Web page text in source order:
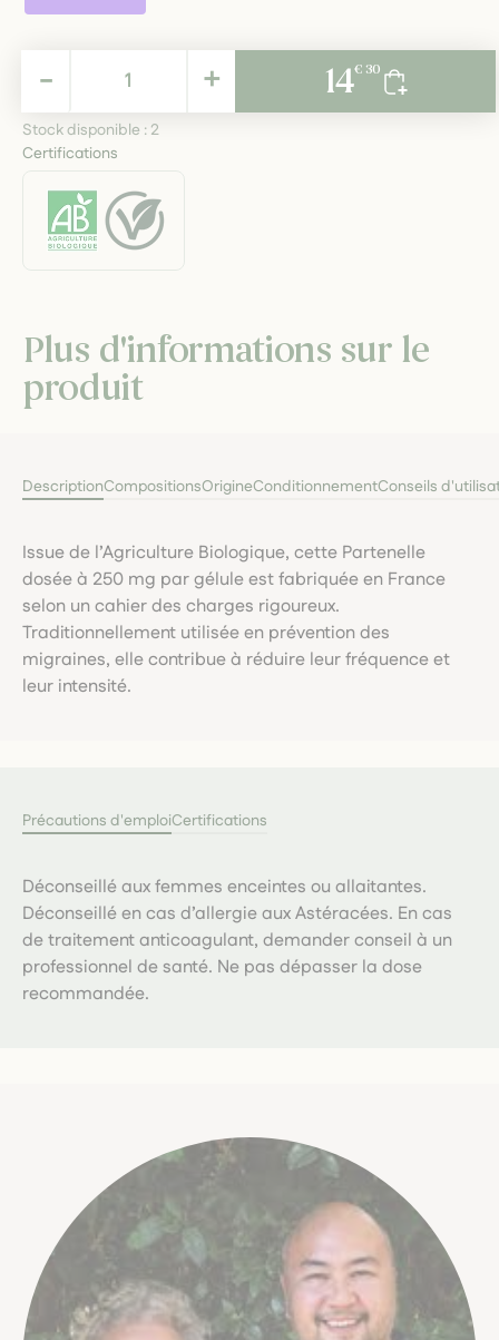
14,30 € TTC+
- 14€ 30
Stock disponible : 2
Certifications
Plus d'informations sur le
produit
DescriptionCompositionsOrigineConditionnementConseils
Issue de l’Agriculture Biologique, cette Partenelle
dosée à 250 mg par gélule est fabriquée en France
selon un cahier des charges rigoureux.
Traditionnellement utilisée en prévention des
migraines, elle contribue à réduire leur fréquence et
leur intensité.
Précautions d'emploiCertifications
Déconseillé aux femmes enceintes ou allaitantes.
Déconseillé en cas d’allergie aux Astéracées. En cas
de traitement anticoagulant, demander conseil à un
professionnel de santé. Ne pas dépasser la dose
recommandée.